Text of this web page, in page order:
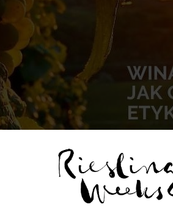
niemieckie-ja...